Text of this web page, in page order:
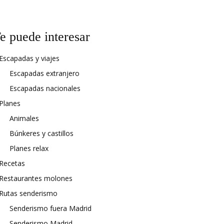
puede interesar
y viajes
Escapadas extranjero
Escapadas nacionales
Animales
Búnkeres y castillos
Planes relax
molones
senderismo
Senderismo fuera Madrid